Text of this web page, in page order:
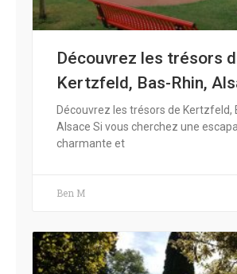
Découvrez les trésors
Kertzfeld, Bas-Rhin,
Découvrez les trésors de Kertzfeld,
Alsace Si vous cherchez une
charmante et
Ben M